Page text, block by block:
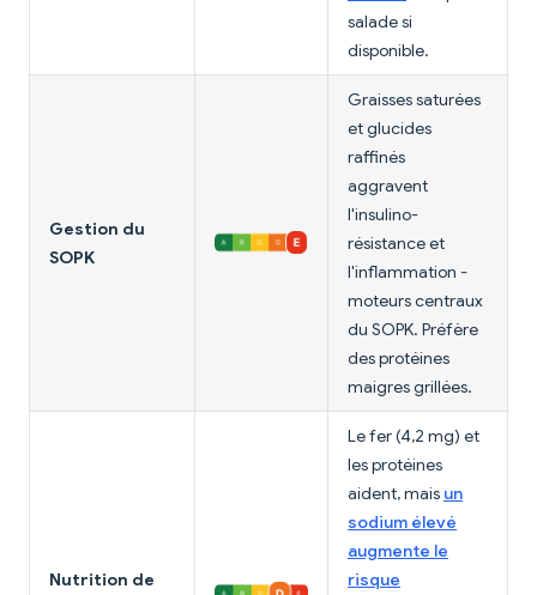
salade si
disponible.
Gestion du
SOPK
Graisses saturées
et glucides
raffinés
aggravent
l'insulino-
résistance et
l'inflammation -
moteurs centraux
du SOPK. Préfère
des protéines
maigres grillées.
Nutrition de
Le fer (4,2 mg) et
les protéines
aident, mais un
sodium élevé
augmente le
risque